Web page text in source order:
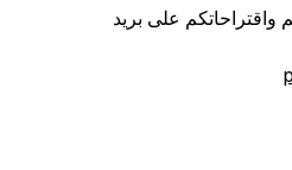
واقتراحاتكم على بريد